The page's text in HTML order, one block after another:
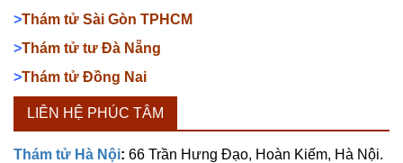
>Thám tử Sài Gòn TPHCM
>Thám tử tư Đà Nẵng
>Thám tử Đồng Nai
LIÊN HỆ PHÚC TÂM
Thám tử Hà Nội: 66 Trần Hưng Đạo, Hoàn Kiếm, Hà Nội.